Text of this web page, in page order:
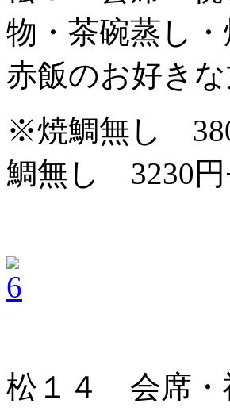
物・茶碗蒸し
赤飯のお好き
※焼鯛無し
鯛無し 3230円
松１４ 会席